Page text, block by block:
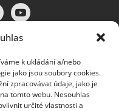
k ukládání a/nebo
jako jsou soubory cookies.
zpracovávat údaje, jako je
tomto webu. Nesouhlas
určité vlastnosti a
|Soubory cookies |
používání.